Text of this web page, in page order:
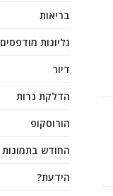
בריאות
גליונות מודפסים
דיור
הדלקת נרות
הורוסקופ
החודש בתמונות
הידעת?